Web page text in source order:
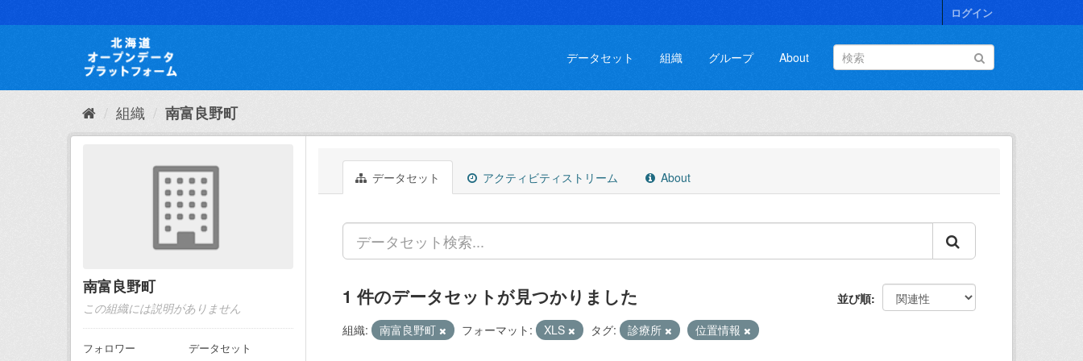
キ
て
ログイン
データセット 組織 グループ About
組織 南富良野町
南富良野町
この組織には説明がありません
フォロワー データセット
データセット アクティビティストリーム About
並び順
1 件のデータセットが見つかりました
組織: 南富良野町 フォーマット: XLS タグ: 診療所 位置情報